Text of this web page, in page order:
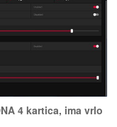
4 kartica, ima vrlo